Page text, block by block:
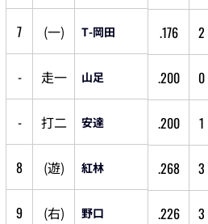
7 (一) T-岡田 .176 2
- 走一 山足 .200 0
- 打二 安達 .200 1
8 (遊) 紅林 .268 3
9 (右) 野口 .226 3